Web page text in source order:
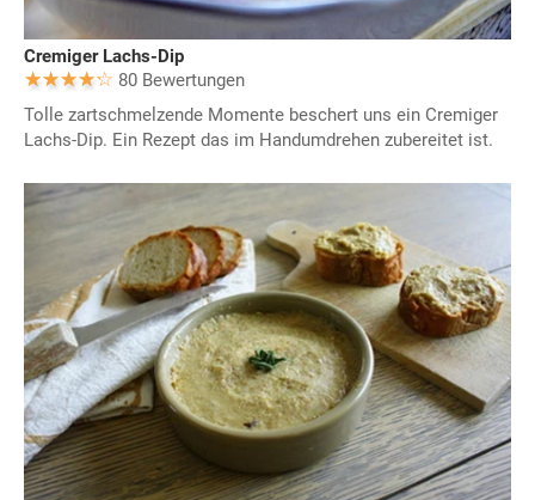
Cremiger Lachs-Dip
80 Bewertungen
Tolle zartschmelzende Momente beschert uns ein Cremiger
Lachs-Dip. Ein Rezept das im Handumdrehen zubereitet ist.